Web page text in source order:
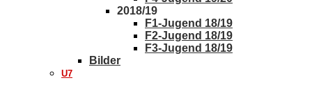
2018/19
F1-Jugend 18/19
F2-Jugend 18/19
F3-Jugend 18/19
Bilder
U7